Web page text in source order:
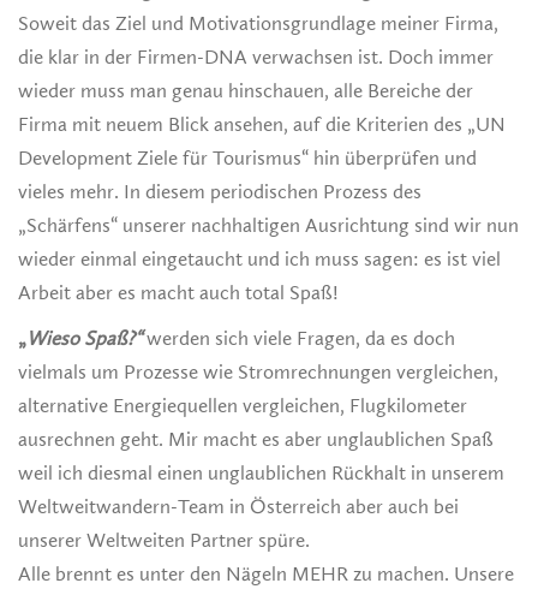
Soweit das Ziel und Motivationsgrundlage meiner Firma,
die klar in der Firmen-DNA verwachsen ist. Doch immer
wieder muss man genau hinschauen, alle Bereiche der
Firma mit neuem Blick ansehen, auf die Kriterien des „UN
Development Ziele für Tourismus“ hin überprüfen und
vieles mehr. In diesem periodischen Prozess des
„Schärfens“ unserer nachhaltigen Ausrichtung sind wir nun
wieder einmal eingetaucht und ich muss sagen: es ist viel
Arbeit aber es macht auch total Spaß!
„Wieso Spaß?“werden sich viele Fragen, da es doch
vielmals um Prozesse wie Stromrechnungen vergleichen,
alternative Energiequellen vergleichen, Flugkilometer
ausrechnen geht. Mir macht es aber unglaublichen Spaß
weil ich diesmal einen unglaublichen Rückhalt in unserem
Weltweitwandern-Team in Österreich aber auch bei
unserer Weltweiten Partner spüre.
Alle brennt es unter den Nägeln MEHR zu machen. Unsere